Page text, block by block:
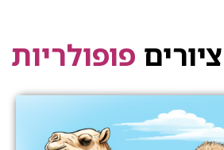
פופולריות